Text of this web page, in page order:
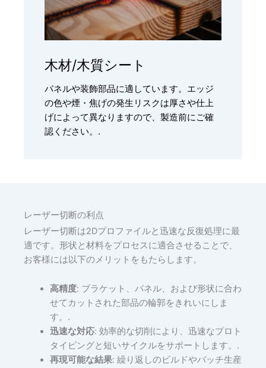
木材/木質シート
パネルや装飾部品に適しています。エッジ
の色や煙・焦げの発生リスクは厚さや仕上
げによって異なりますので、製造前にご確
認ください。.
レーザー切断の利点
レーザー切断は2Dプロファイルと迅速な反復処理に最
適です。形状と材料をプロセスに適合させることで、
お客様には以下のメリットをもたらします。
高精度: ブラケット、パネル、および形状に合わ
せてカットされた部品の輪郭をきれいにしま
す。.
迅速な対応: 効率的な切削により、迅速なプロト
タイピングと短いサイクルをサポートします。.
再現可能な結果: 繰り返しのビルドやバッチ生産